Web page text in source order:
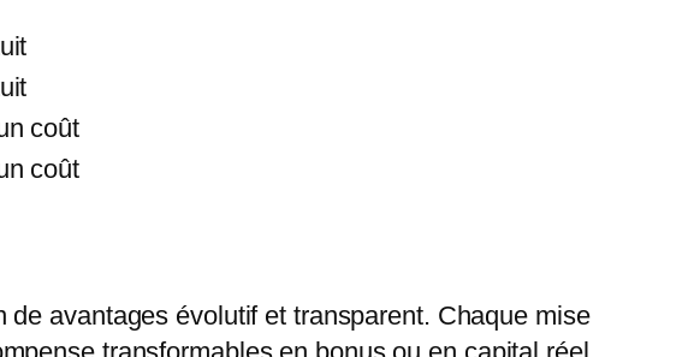
coût
coût
avantages évolutif et transparent. Chaque mise